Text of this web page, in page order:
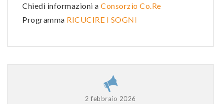
Chiedi informazioni a Consorzio Co.Re
Programma RICUCIRE I SOGNI
2 febbraio 2026